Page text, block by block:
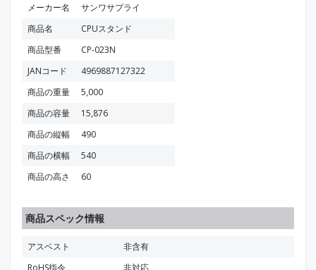
メーカー名
サンワサプライ
商品名
CPUスタンド
商品型番
CP-023N
JANコード
4969887127322
商品の重量
5,000
商品の容量
15,876
商品の縦幅
490
商品の横幅
540
商品の高さ
60
商品スペック情報
アスベスト
非含有
RoHS指令
非対応